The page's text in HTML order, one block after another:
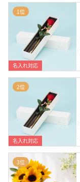
1位
名入れ対応
2位
名入れ対応
3位